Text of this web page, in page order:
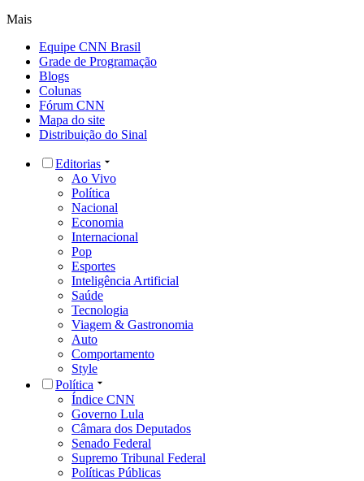
Mais
Equipe CNN Brasil
Grade de Programação
Blogs
Colunas
Fórum CNN
Mapa do site
Distribuição do Sinal
Editorias
Ao Vivo
Política
Nacional
Economia
Internacional
Pop
Esportes
Inteligência Artificial
Saúde
Tecnologia
Viagem & Gastronomia
Auto
Comportamento
Style
Política
Índice CNN
Governo Lula
Câmara dos Deputados
Senado Federal
Supremo Tribunal Federal
Políticas Públicas